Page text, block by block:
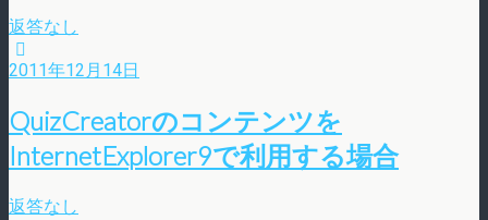
返答なし
2011年12月14日
QuizCreatorのコンテンツを
InternetExplorer9で利用する場合
返答なし